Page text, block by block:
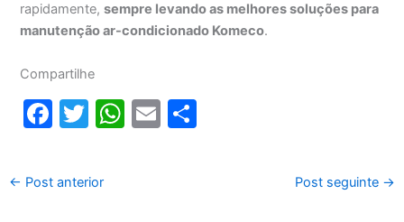
rapidamente,sempre levando as melhores soluções para
manutenção ar-condicionado Komeco.
Compartilhe
F
c
e
T
itt
er
W E
← Post anterior Post seguinte →